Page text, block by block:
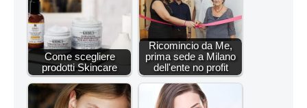
Come scegliere
prodotti Skincare
Ricomincio da Me,
prima sede a Milano
dell'ente no profit